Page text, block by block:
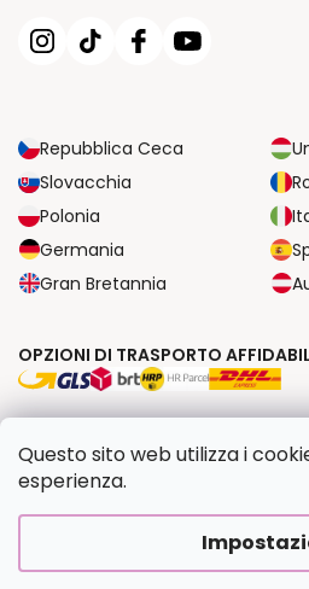
Questo sito web utilizza i
esperienza.
Repubblica Ceca
Slovacchia
Polonia
Germania
Gran Bretannia
OPZIONI DI TRASPORTO
Creato da Shoptet Premium
Copyright 2026Dipingilo.it.